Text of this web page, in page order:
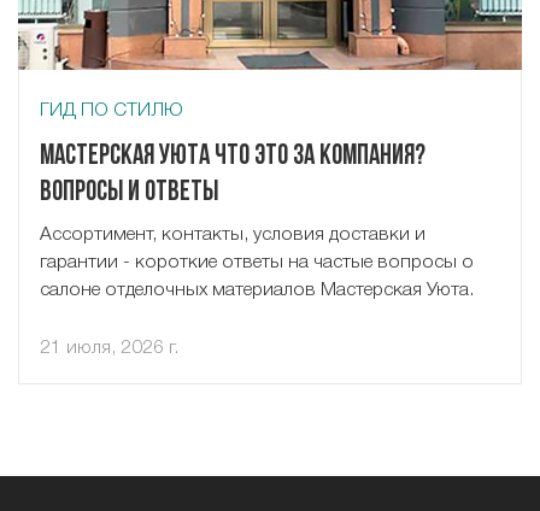
ГИД ПО СТИЛЮ
Мастерская Уюта что это за компания?
Вопросы и ответы
Ассортимент, контакты, условия доставки и
гарантии - короткие ответы на частые вопросы о
салоне отделочных материалов Мастерская Уюта.
21 июля, 2026 г.